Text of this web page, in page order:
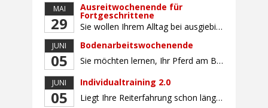
MAI
29
Ausreitwochenende für
Fortgeschrittene
Sie wollen Ihrem Alltag bei ausgiebigen Ritten durch unser wunderschönes Gelände entfliehen? Dann ist das Ausreitwochenende genau das Richtige. Geübte und sichere Reiter und Reiterinnen genießen die herrliche Natur unter erfahrener Rittführung. Teilnahme mit Leih- oder eigenem Pferd möglich. Mindestteilnehmerzahl: 5 Personen
JUNI
05
Bodenarbeitswochenende
Sie möchten lernen, Ihr Pferd am Boden gezielt zu gymnastizieren und durch feine Kommunikation zu führen? Dieser Kurs vermittelt, wie gezieltes und korrektes Longieren zur gymnastizierenden Arbeit mit dem Pferd beitragen. Wir arbeiten mit Hilfe eines Kappzaums – ohne Ausbinder oder andere Hilfszügel. Im Mittelpunkt stehen feine Kommunikation, klare Körpersprache und präzise Hilfengebung mit dem […]
JUNI
05
Individualtraining 2.0
Liegt Ihre Reiterfahrung schon länger zurück oder fühlen Sie sich noch nicht richtig fit? Oder sind Sie bereits ein sicherer Reiter und freuen sich auf weiterführenden Unterricht? Training für Reiter:innen mit unterschiedlicher Reiterfahrung, auf die Wünsche und Kenntnisse des Einzelnen abgestimmt. Ein abwechslungsreiches Programm mit individuellem Reitunterricht und für Fortgeschrittene auch mit Gangtraining findet in […]